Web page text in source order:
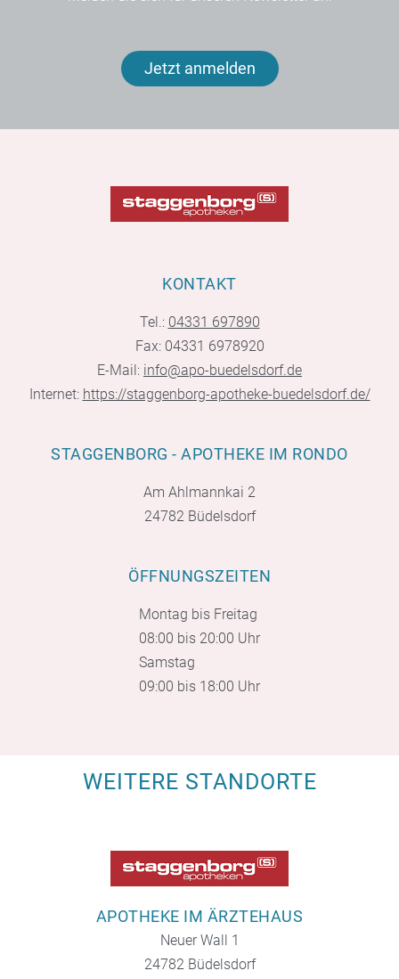
Jetzt anmelden
KONTAKT
Tel.: 04331 697890
Fax: 04331 6978920
E-Mail: info@apo-buedelsdorf.de
Internet: https://staggenborg-apotheke-buedelsdorf.de/
STAGGENBORG - APOTHEKE IM RONDO
Am Ahlmannkai 2
24782 Büdelsdorf
ÖFFNUNGSZEITEN
Montag bis Freitag
08:00 bis 20:00 Uhr
Samstag
09:00 bis 18:00 Uhr
WEITERE STANDORTE
APOTHEKE IM ÄRZTEHAUS
Neuer Wall 1
24782 Büdelsdorf